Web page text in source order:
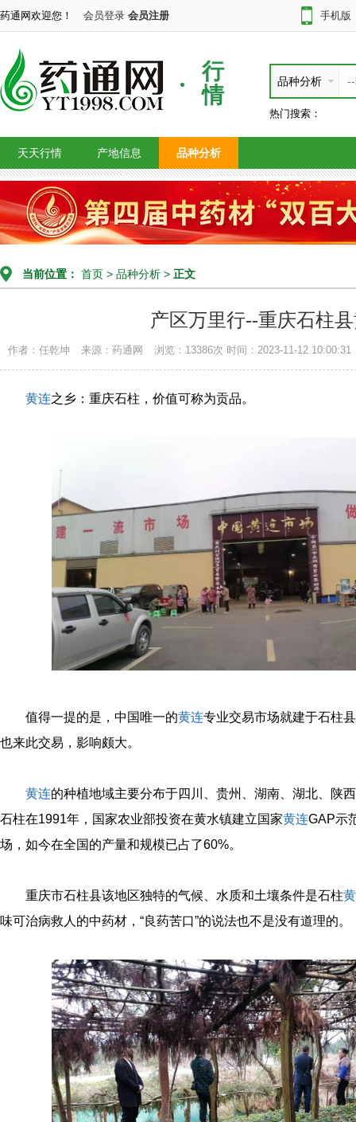
药通网欢迎您！ 会员登录 会员注册 手机版
行
情
品种分析
热门搜索：
天天行情 产地信息 品种分析
当前位置： 首页 > 品种分析 > 正文
产区万里行--重庆石柱
作者：任乾坤 来源：药通网 浏览：13386次 时间：2023-11-12 10:00:31
黄连之乡：重庆石柱，价值可称为贡品。
值得一提的是，中国唯一的黄连专业交易市场就建于石柱
也来此交易，影响颇大。
黄连的种植地域主要分布于四川、贵州、湖南、湖北、陕
石柱在1991年，国家农业部投资在黄水镇建立国家黄连GAP示
场，如今在全国的产量和规模已占了60%。
重庆市石柱县该地区独特的气候、水质和土壤条件是石柱
味可治病救人的中药材，“良药苦口”的说法也不是没有道理的。